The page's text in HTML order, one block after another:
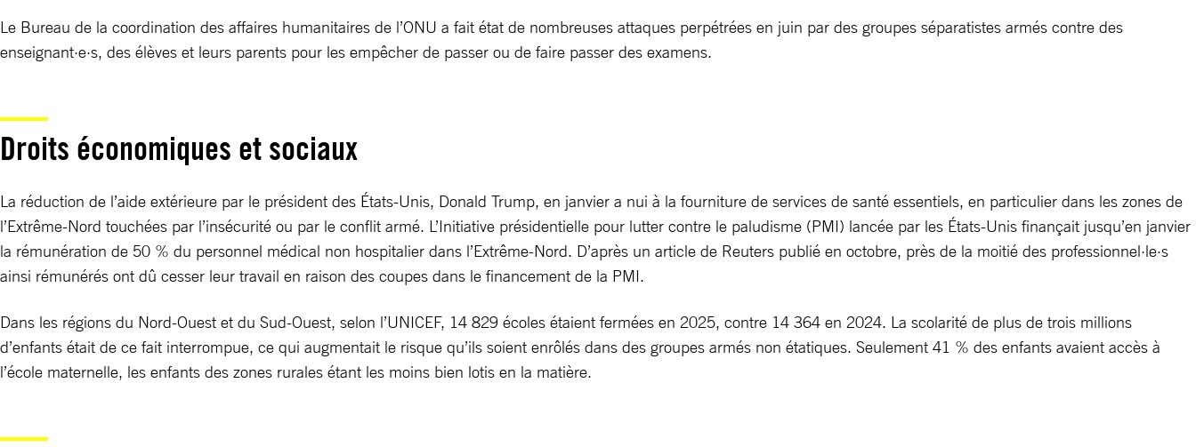
Le Bureau de la coordination des affaires humanitaires de l’ONU a fait état de nombreuses attaques perpétrées en juin par des groupes séparatistes armés contre des
enseignant·e·s, des élèves et leurs parents pour les empêcher de passer ou de faire passer des examens.
Droits économiques et sociaux
La réduction de l’aide extérieure par le président des États-Unis, Donald Trump, en janvier a nui à la fourniture de services de santé essentiels, en particulier dans les zones de
l’Extrême-Nord touchées par l’insécurité ou par le conflit armé. L’Initiative présidentielle pour lutter contre le paludisme (PMI) lancée par les États-Unis finançait jusqu’en janvier
la rémunération de 50 % du personnel médical non hospitalier dans l’Extrême-Nord. D’après un article de Reuters publié en octobre, près de la moitié des professionnel·le·s
ainsi rémunérés ont dû cesser leur travail en raison des coupes dans le financement de la PMI.
Dans les régions du Nord-Ouest et du Sud-Ouest, selon l’UNICEF, 14 829 écoles étaient fermées en 2025, contre 14 364 en 2024. La scolarité de plus de trois millions
d’enfants était de ce fait interrompue, ce qui augmentait le risque qu’ils soient enrôlés dans des groupes armés non étatiques. Seulement 41 % des enfants avaient accès à
l’école maternelle, les enfants des zones rurales étant les moins bien lotis en la matière.